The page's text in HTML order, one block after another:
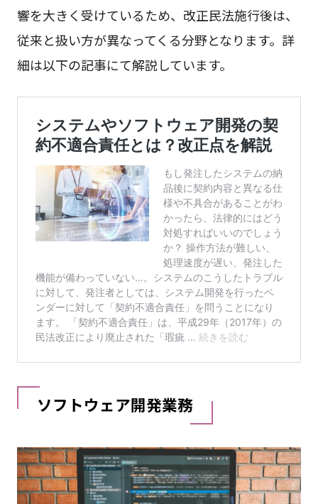
響を大きく受けているため、改正民法施行後は、
従来と扱い方が異なってくる分野となります。詳
細は以下の記事にて解説しています。
ソフトウェア開発業務